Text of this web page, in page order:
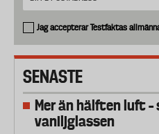
Jag accepterar Testfaktas
SENASTE
Mer än hälften luft
vaniljglassen